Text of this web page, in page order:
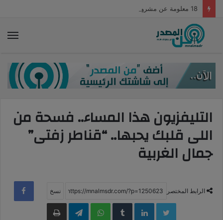
18 معلومة عن مشروع مونوريل العاصمة الإدارية الجديدة
التليفزيون هذا المساء.. فسحة من
اللى قلبك يحبها.. “قناطر زفتى”
جمال الغربية
الرابط المختصر
LinkedIn
WhatsApp
Telegramطباعة